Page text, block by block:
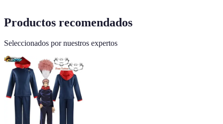
Productos recomendados
Seleccionados por nuestros expertos